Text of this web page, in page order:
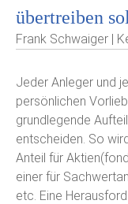
übertreiben
Frank Schwaiger |
Jeder Anleger und
persönlichen
grundlegende
entscheiden. So
Anteil für
einer für
etc. Eine